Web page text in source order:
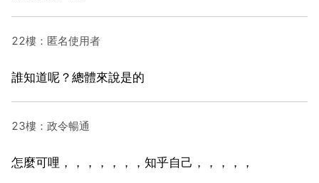
22樓：匿名使用者
誰知道呢？總體來說是的
23樓：政令暢通
怎麼可哩，，，，，，，知乎自己，，，，，